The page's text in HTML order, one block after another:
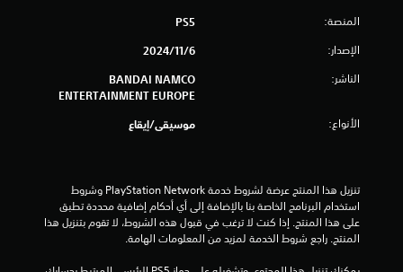
المنصة: PS5
الإصدار: 6‏/11‏/2024
الناشر:
BANDAI NAMCO
ENTERTAINMENT EUROPE
الأنواع: موسيقى/إيقاع
المنتج. راجع شروط الخدمة لمزيد من المعلومات الهامة.